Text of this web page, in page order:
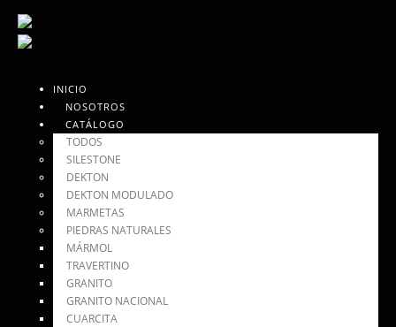
INICIO
NOSOTROS
CATÁLOGO
TODOS
SILESTONE
DEKTON
DEKTON MODULADO
MARMETAS
PIEDRAS NATURALES
MÁRMOL
TRAVERTINO
GRANITO
GRANITO NACIONAL
CUARCITA